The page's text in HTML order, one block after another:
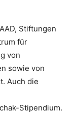
Stiftungen
für
von
sowie von
Auch die
Stipendium.